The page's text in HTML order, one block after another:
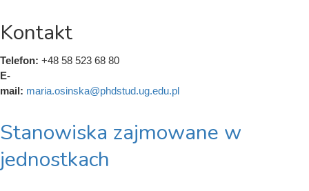
Kontakt
Telefon: +48 58 523 68 80
E-
mail: maria.osinska@phdstud.ug.edu.pl
Stanowiska zajmowane w
jednostkach